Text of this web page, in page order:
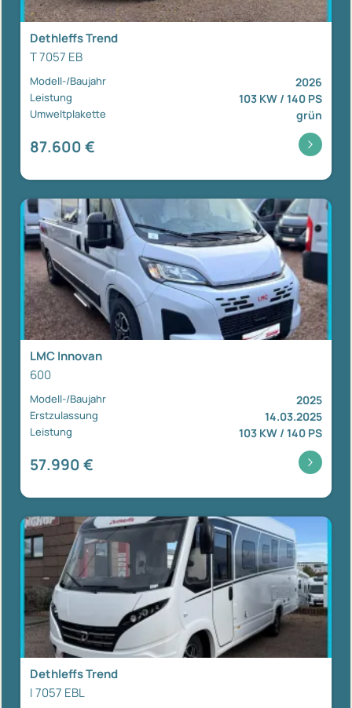
Dethleffs Trend
T 7057 EB
Modell-/Baujahr 2026
Leistung 103 KW / 140 PS
Umweltplakette grün
87.600 €
LMC Innovan
600
Modell-/Baujahr 2025
Erstzulassung 14.03.2025
Leistung 103 KW / 140 PS
57.990 €
Dethleffs Trend
I 7057 EBL